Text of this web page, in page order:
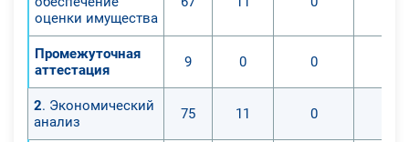
оценки имущества
Промежуточная
аттестация
9 0 0
2. Экономический
анализ
75 11 0